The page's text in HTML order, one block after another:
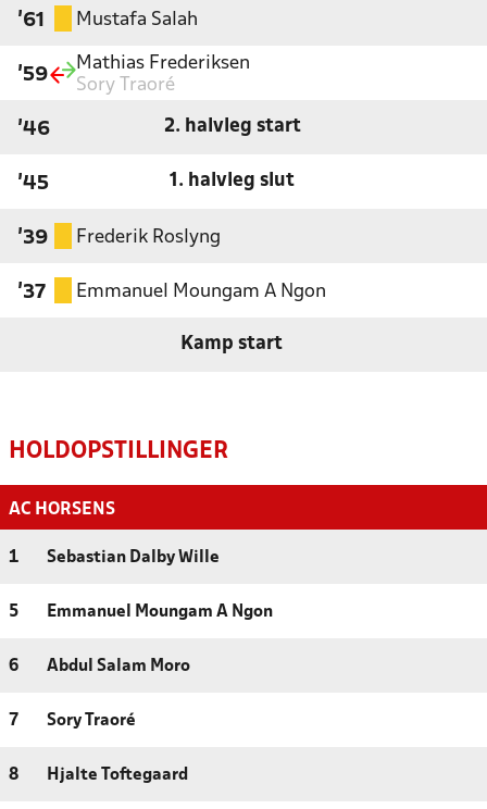
'61 Mustafa Salah
'59
Mathias Frederiksen
Sory Traoré
'46 2. halvleg start
'45 1. halvleg slut
'39 Frederik Roslyng
'37 Emmanuel Moungam A Ngon
Kamp start
HOLDOPSTILLINGER
AC HORSENS
1 Sebastian Dalby Wille
5 Emmanuel Moungam A Ngon
6 Abdul Salam Moro
7 Sory Traoré
8 Hjalte Toftegaard